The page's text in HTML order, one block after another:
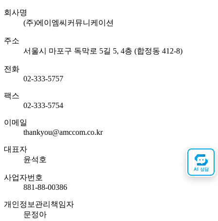
회사명
(주)에이엠씨커뮤니케이션
주소
서울시 마포구 독막로 5길 5, 4층 (합정동 412-8)
전화
02-333-5757
팩스
02-333-5754
이메일
thankyou@amccom.co.kr
대표자
윤석호
사업자번호
881-88-00386
개인정보관리책임자
문정아
AI 상담